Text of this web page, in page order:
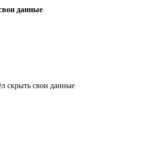
данные
скрыть свои данные